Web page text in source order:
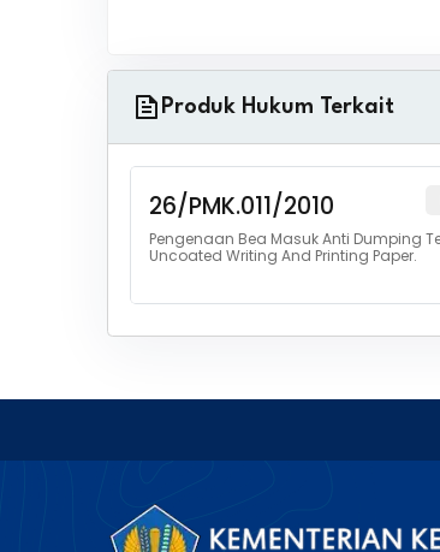
Produk Hukum Terkait
26/PMK.011/2010
Pengenaan Bea Masuk Anti Dumping
Uncoated Writing And Printing Paper.